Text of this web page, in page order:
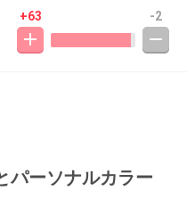
+63 -2
パーソナルカラー